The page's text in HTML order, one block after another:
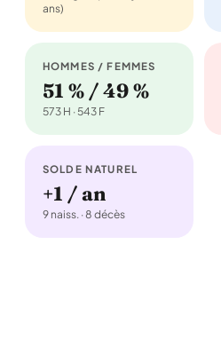
ans)
HOMMES / FEMMES
51 % / 49 %
573 H · 543 F
SOLDE NATUREL
+1 / an
9 naiss. · 8 décès